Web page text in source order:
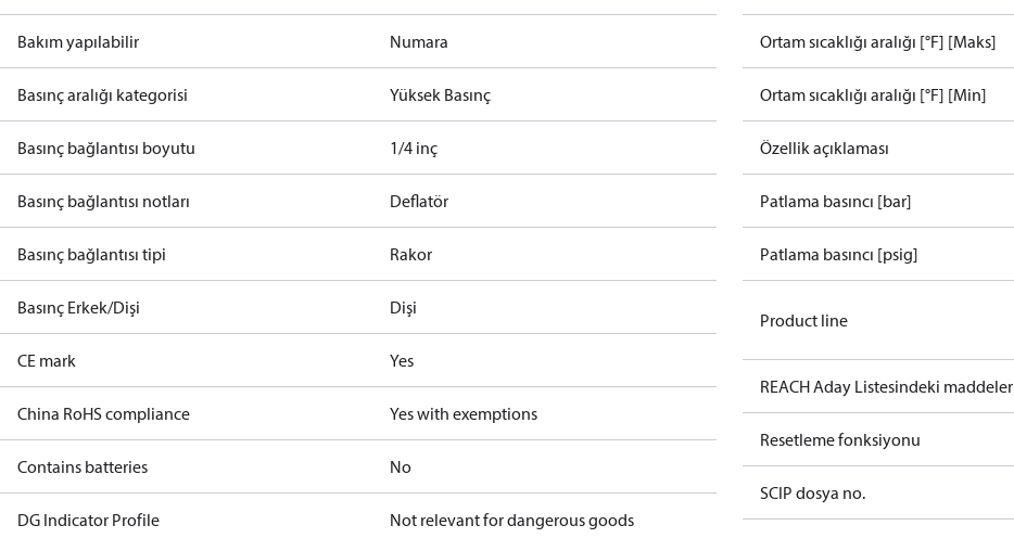
Bakım yapılabilir Numara
Basınç aralığı kategorisi Yüksek Basınç
Basınç bağlantısı boyutu 1/4 inç
Basınç bağlantısı notları Deflatör
Basınç bağlantısı tipi Rakor
Basınç Erkek/Dişi Dişi
CE mark Yes
China RoHS compliance Yes with exemptions
Contains batteries No
DG Indicator Profile Not relevant for dangerous goods
Ortam sıcaklığı aralığı [°F] [Maks]
Ortam sıcaklığı aralığı [°F] [Min]
Özellik açıklaması
Patlama basıncı [bar]
Patlama basıncı [psig]
Product line
REACH Aday Listesindeki maddeler
Resetleme fonksiyonu
SCIP dosya no.